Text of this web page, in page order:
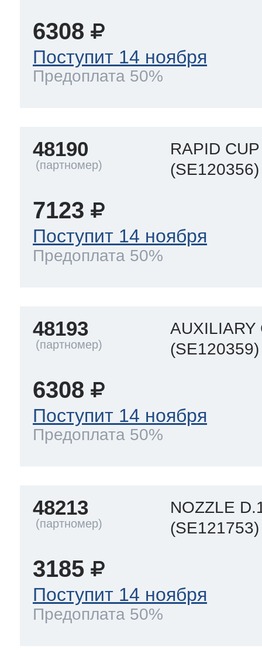
6308
Поступит 14 ноября
Предоплата 50%
48190
RAPID
(SE120356)
7123
Поступит 14 ноября
Предоплата 50%
48193
AUXILIARY
(SE120359)
6308
Поступит 14 ноября
Предоплата 50%
48213
NOZZLE
(SE121753)
3185
Поступит 14 ноября
Предоплата 50%